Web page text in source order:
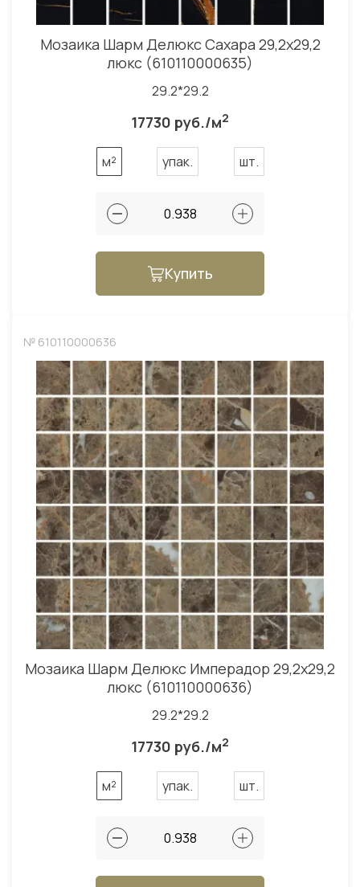
Мозаика Шарм Делюкс Саxара 29,2x29,2
люкс (610110000635)
29.2*29.2
17730 руб./м2
м² упак. шт.
Купить
№ 610110000636
Мозаика Шарм Делюкс Имперадор 29,2x29,2
люкс (610110000636)
29.2*29.2
17730 руб./м2
м² упак. шт.